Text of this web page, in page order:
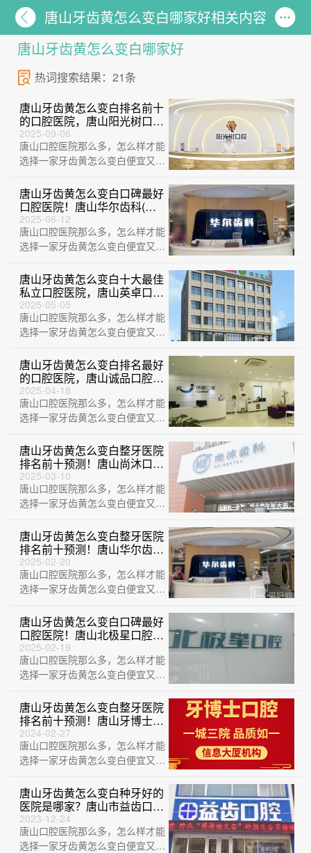
唐山牙齿黄怎么变白哪家好相关内容
唐山牙齿黄怎么变白哪家好
热词搜索结果：21条
唐山牙齿黄怎么变白排名前十
的口腔医院，唐山阳光树口腔
门诊部实力强更安全！
2025-09-06
唐山口腔医院那么多，怎么样才能
选择一家牙齿黄怎么变白便宜又好
出来一份牙···
唐山牙齿黄怎么变白口碑最好
口腔医院！唐山华尔齿科(国
华诊所)实力强劲更安心！
2025-06-12
唐山口腔医院那么多，怎么样才能
选择一家牙齿黄怎么变白便宜又好
出来一份牙···
唐山牙齿黄怎么变白十大最佳
私立口腔医院，唐山英卓口腔
案例反馈＋科室简介，快戳进
来~
2025-05-05
唐山口腔医院那么多，怎么样才能
选择一家牙齿黄怎么变白便宜又好
出来一份牙···
唐山牙齿黄怎么变白排名最好
的口腔医院，唐山诚品口腔门
诊部实力强劲更安心！
2025-04-18
唐山口腔医院那么多，怎么样才能
选择一家牙齿黄怎么变白便宜又好
出来一份牙···
唐山牙齿黄怎么变白整牙医院
排名前十预测！唐山尚沐口腔
门诊部医生手术专业、设备先
进正规！
2025-03-10
唐山口腔医院那么多，怎么样才能
选择一家牙齿黄怎么变白便宜又好
出来一份牙···
唐山牙齿黄怎么变白整牙医院
排名前十预测！唐山华尔齿科
市民甄选~
2025-02-20
唐山口腔医院那么多，怎么样才能
选择一家牙齿黄怎么变白便宜又好
出来一份牙···
唐山牙齿黄怎么变白口碑最好
口腔医院！唐山北极星口腔门
诊部各大城市都有推荐
2025-02-19
唐山口腔医院那么多，怎么样才能
选择一家牙齿黄怎么变白便宜又好
出来一份牙···
唐山牙齿黄怎么变白整牙医院
排名前十预测！唐山牙博士口
腔医院实力值得信赖！
2024-02-27
唐山口腔医院那么多，怎么样才能
选择一家牙齿黄怎么变白便宜又好
出来一份牙···
唐山牙齿黄怎么变白种牙好的
医院是哪家？唐山市益齿口腔
诊所(路北区)实力也不错~
2023-12-24
唐山口腔医院那么多，怎么样才能
选择一家牙齿黄怎么变白便宜又好